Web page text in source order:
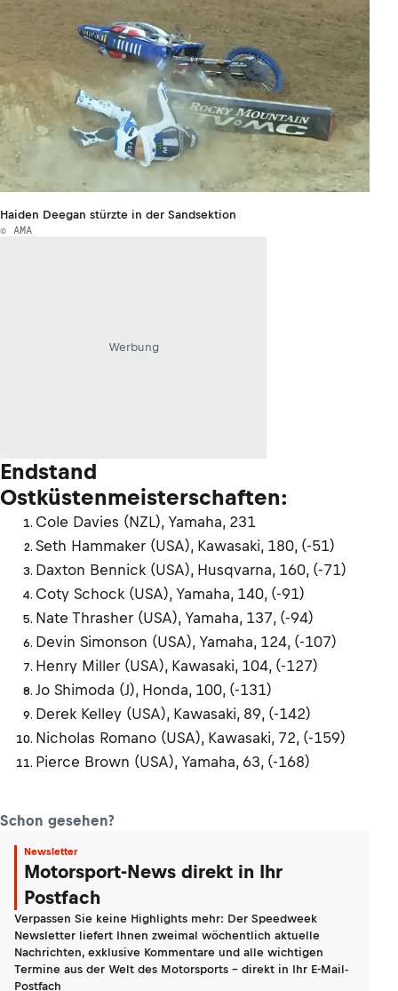
Haiden Deegan stürzte in der Sandsektion
© AMA
Werbung
Endstand
Ostküstenmeisterschaften:
Cole Davies (NZL), Yamaha, 231
Seth Hammaker (USA), Kawasaki, 180, (-51)
Daxton Bennick (USA), Husqvarna, 160, (-71)
Coty Schock (USA), Yamaha, 140, (-91)
Nate Thrasher (USA), Yamaha, 137, (-94)
Devin Simonson (USA), Yamaha, 124, (-107)
Henry Miller (USA), Kawasaki, 104, (-127)
Jo Shimoda (J), Honda, 100, (-131)
Derek Kelley (USA), Kawasaki, 89, (-142)
Nicholas Romano (USA), Kawasaki, 72, (-159)
Pierce Brown (USA), Yamaha, 63, (-168)
Schon gesehen?
Newsletter
Motorsport-News direkt in Ihr
Postfach
Verpassen Sie keine Highlights mehr: Der Speedweek
Newsletter liefert Ihnen zweimal wöchentlich aktuelle
Nachrichten, exklusive Kommentare und alle wichtigen
Termine aus der Welt des Motorsports - direkt in Ihr E-Mail-
Postfach